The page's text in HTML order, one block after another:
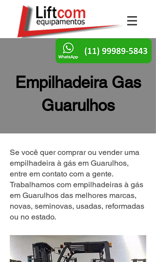
Empilhadeira Gas
Guarulhos
Se você quer comprar ou vender uma
empilhadeira à gás em Guarulhos,
entre em contato com a gente.
Trabalhamos com empilhadeiras à gás
em Guarulhos das melhores marcas,
novas, seminovas, usadas, reformadas
ou no estado.